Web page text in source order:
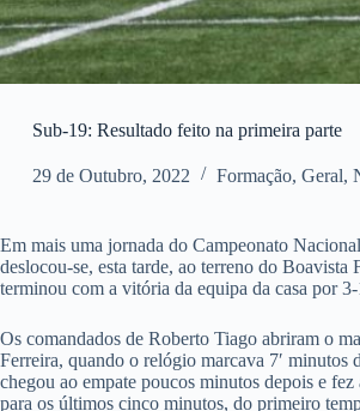
Sub-19: Resultado feito na primeira parte
29 de Outubro, 2022 Formação, Geral,
Em mais uma jornada do Campeonato
deslocou-se, esta tarde, ao terreno do Boavista
terminou com a vitória da equipa da casa por 3-
Os comandados de Roberto Tiago abriram o
Ferreira, quando o relógio marcava 7′ minutos
chegou ao empate poucos minutos depois e
para os últimos cinco minutos, do primeiro